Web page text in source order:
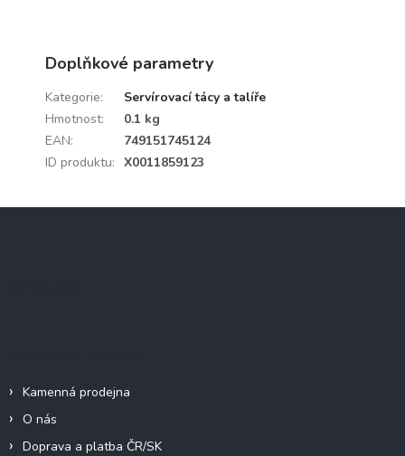
Doplňkové parametry
Kategorie:
Servírovací tácy a talíře
Hmotnost:
0.1 kg
EAN:
749151745124
ID produktu: X0011859123
Z
Kamenná prodejna
O nás
Doprava a platba ČR/SK